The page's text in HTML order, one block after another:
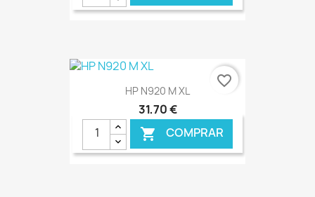
€ ONLINE
HP N920 M XL
31,70 €
 COMPRAR
favorite_border